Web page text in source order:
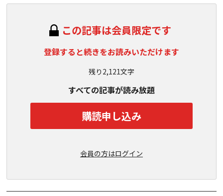
この記事は会員限定です
登録すると続きをお読みいただけます
残り2,121文字
すべての記事が読み放題
購読申し込み
会員の方はログイン